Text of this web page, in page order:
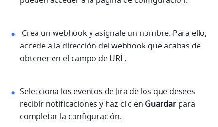
Crea un webhook y asígnale un nombre. Para ello,
accede a la dirección del webhook que acabas de
obtener en el campo de URL.
Selecciona los eventos de Jira de los que desees
recibir notificaciones y haz clic en Guardar para
completar la configuración.